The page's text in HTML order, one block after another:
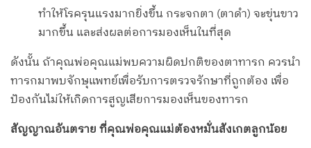
ทำให้โรครุนแรงมากยิ่งขึ้น กระจกตา (ตาดำ) จะขุ่นขาว
มากขึ้น และส่งผลต่อการมองเห็นในที่สุด
ดังนั้น ถ้าคุณพ่อคุณแม่พบความผิดปกติของตาทารก ควรนำ
ทารกมาพบจักษุแพทย์เพื่อรับการตรวจรักษาที่ถูกต้อง เพื่อ
ป้องกันไม่ให้เกิดการสูญเสียการมองเห็นของทารก
สัญญาณอันตราย ที่คุณพ่อคุณแม่ต้องหมั่นสังเกตลูกน้อย